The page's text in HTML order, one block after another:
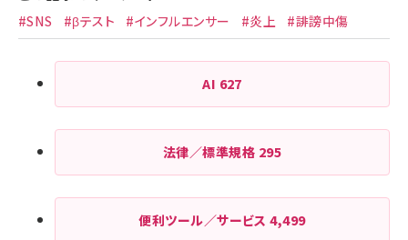
#SNS #βテスト #インフルエンサー #炎上 #誹謗中傷
AI 627
法律／標準規格 295
便利ツール／サービス4,499